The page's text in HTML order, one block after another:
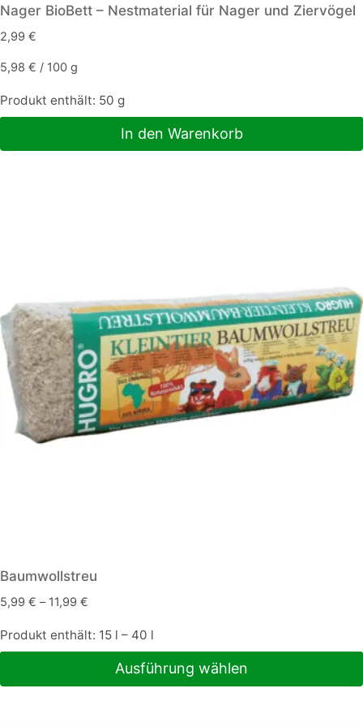
Nager BioBett – Nestmaterial für Nager und Ziervögel
2,99 €
5,98 € / 100 g
Produkt enthält: 50 g
In den Warenkorb
Baumwollstreu
5,99 € – 11,99 €
Produkt enthält: 15 l – 40 l
Ausführung wählen